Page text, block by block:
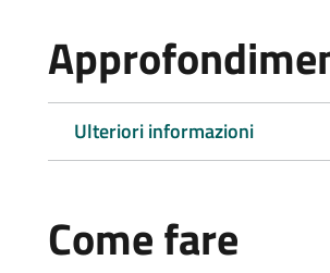
Ulteriori informazioni
Come fare